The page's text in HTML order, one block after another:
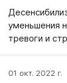
уменьшения
тревоги и
01 окт. 2022 г.